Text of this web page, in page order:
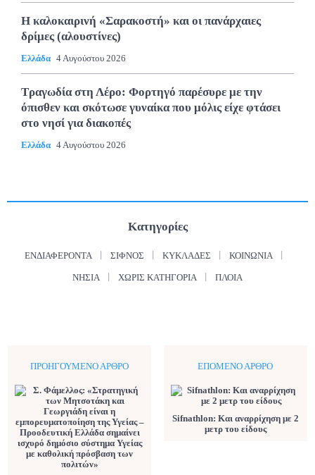
Η καλοκαιρινή «Σαρακοστή» και οι πανάρχαιες
δρίμες (αλουστίνες)
Ελλάδα 4 Αυγούστου 2026
Τραγωδία στη Λέρο: Φορτηγό παρέσυρε με την
όπισθεν και σκότωσε γυναίκα που μόλις είχε φτάσει
στο νησί για διακοπές
Ελλάδα 4 Αυγούστου 2026
Κατηγορίες
ΕΝΔΙΑΦΈΡΟΝΤΑ ΣΊΦΝΟΣ ΚΥΚΛΆΔΕΣ ΚΟΙΝΩΝΊΑ
ΝΗΣΙΆ ΧΩΡΊΣ ΚΑΤΗΓΟΡΊΑ ΠΛΟΊΑ
ΠΡΟΗΓΟΎΜΕΝΟ ΆΡΘΡΟ ΕΠΌΜΕΝΟ ΆΡΘΡΟ
Sifnathlon: Και αναρρίχηση με 2
μετρ του είδους